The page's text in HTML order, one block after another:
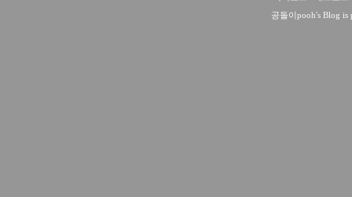
공돌이pooh's Blog is